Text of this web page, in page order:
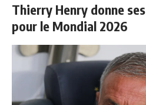
Thierry Henry donne
pour le Mondial 2026